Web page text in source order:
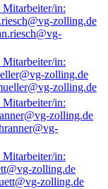
zolling.de
zolling.de